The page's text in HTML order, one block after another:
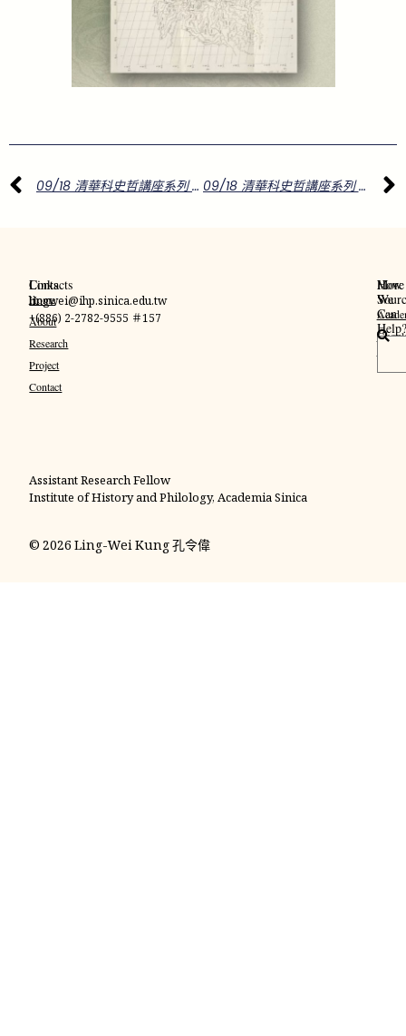
09/18 清華科史哲講座系列 98講 09/18 清華科史哲講座系列 98講
Links
Home
About
Research
Project
Contact
Contacts
lingwei@ihp.sinica.edu.tw
+(886) 2-2782-9555 ＃157
More
How
We
Can
Help?
搜
尋
Assistant Research Fellow
Institute of History and Philology, Academia Sinica
© 2026 Ling-Wei Kung 孔令偉